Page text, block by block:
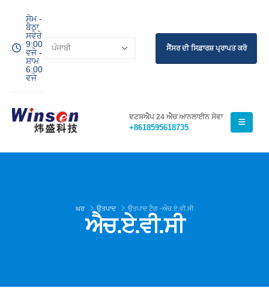
ਸੋਮ -
ਬੈਠਾ
ਸਵੇਰੇ
9:00
ਵਜੇ -
ਸ਼ਾਮ
6:00
ਵਜੇ
ਸੈਂਸਰ ਦੀ ਸਿਫ਼ਾਰਸ਼ ਪ੍ਰਾਪਤ ਕਰੋ
ਵਟਸਐਪ 24 ਐਚ ਆਨਲਾਈਨ ਸੇਵਾ
+8618595618735
ਘਰ ਉਤਪਾਦ ਉਤਪਾਦ ਟੈਗ -ਐਚ.ਏ.ਵੀ.ਸੀ
ਐਚ.ਏ.ਵੀ.ਸੀ